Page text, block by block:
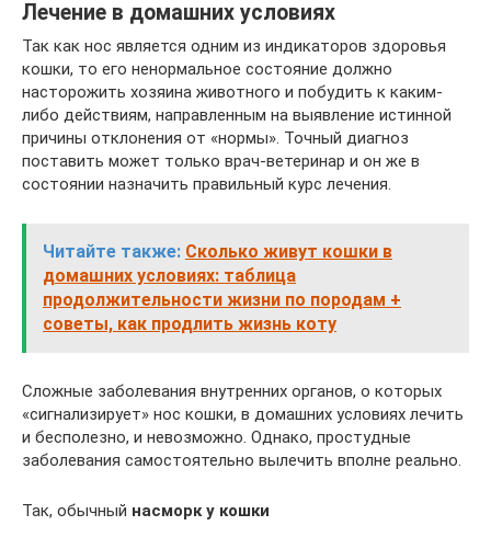
Лечение в домашних условиях
Так как нос является одним из индикаторов здоровья
кошки, то его ненормальное состояние должно
насторожить хозяина животного и побудить к каким-
либо действиям, направленным на выявление истинной
причины отклонения от «нормы». Точный диагноз
поставить может только врач-ветеринар и он же в
состоянии назначить правильный курс лечения.
Читайте также: Сколько живут кошки в
домашних условиях: таблица
продолжительности жизни по породам +
советы, как продлить жизнь коту
Сложные заболевания внутренних органов, о которых
«сигнализирует» нос кошки, в домашних условиях лечить
и бесполезно, и невозможно. Однако, простудные
заболевания самостоятельно вылечить вполне реально.
Так, обычный насморк у кошки